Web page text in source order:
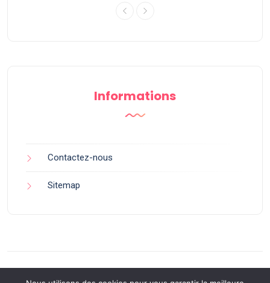
Informations
Contactez-nous
Sitemap